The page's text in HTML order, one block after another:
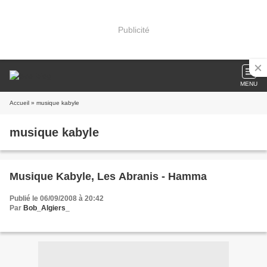
Publicité
MENU
Accueil » musique kabyle
musique kabyle
Musique Kabyle, Les Abranis - Hamma
Publié le 06/09/2008 à 20:42
Par Bob_Algiers_